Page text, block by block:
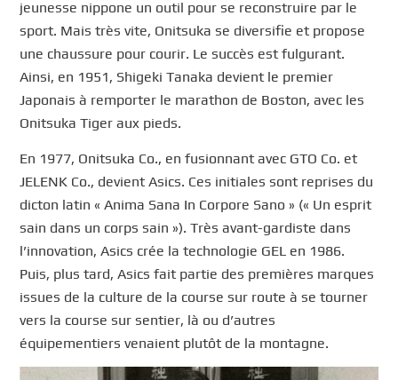
jeunesse nippone un outil pour se reconstruire par le
sport. Mais très vite, Onitsuka se diversifie et propose
une chaussure pour courir. Le succès est fulgurant.
Ainsi, en 1951, Shigeki Tanaka devient le premier
Japonais à remporter le marathon de Boston, avec les
Onitsuka Tiger aux pieds.
En 1977, Onitsuka Co., en fusionnant avec GTO Co. et
JELENK Co., devient Asics. Ces initiales sont reprises du
dicton latin « Anima Sana In Corpore Sano » (« Un esprit
sain dans un corps sain »). Très avant-gardiste dans
l’innovation, Asics crée la technologie GEL en 1986.
Puis, plus tard, Asics fait partie des premières marques
issues de la culture de la course sur route à se tourner
vers la course sur sentier, là ou d’autres
équipementiers venaient plutôt de la montagne.